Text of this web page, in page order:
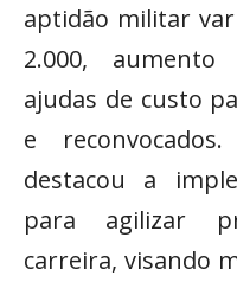
aptidão militar
2.000,
ajudas de custo
e
destacou a
para agilizar
carreira, visando